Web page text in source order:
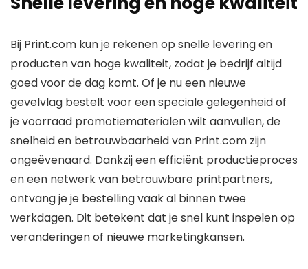
Bij Print.com kun je rekenen op snelle levering en
producten van hoge kwaliteit, zodat je bedrijf altijd
goed voor de dag komt. Of je nu een nieuwe
gevelvlag bestelt voor een speciale gelegenheid of
je voorraad promotiematerialen wilt aanvullen, de
snelheid en betrouwbaarheid van Print.com zijn
ongeëvenaard. Dankzij een efficiënt productieproces
en een netwerk van betrouwbare printpartners,
ontvang je je bestelling vaak al binnen twee
werkdagen. Dit betekent dat je snel kunt inspelen op
veranderingen of nieuwe marketingkansen.